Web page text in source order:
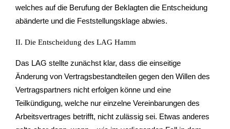
welches auf die Berufung der Beklagten die Entscheidung
abänderte und die Feststellungsklage abwies.
II. Die Entscheidung des LAG Hamm
Das LAG stellte zunächst klar, dass die einseitige
Änderung von Vertragsbestandteilen gegen den Willen des
Vertragspartners nicht erfolgen könne und eine
Teilkündigung, welche nur einzelne Vereinbarungen des
Arbeitsvertrages betrifft, nicht zulässig sei. Etwas anderes